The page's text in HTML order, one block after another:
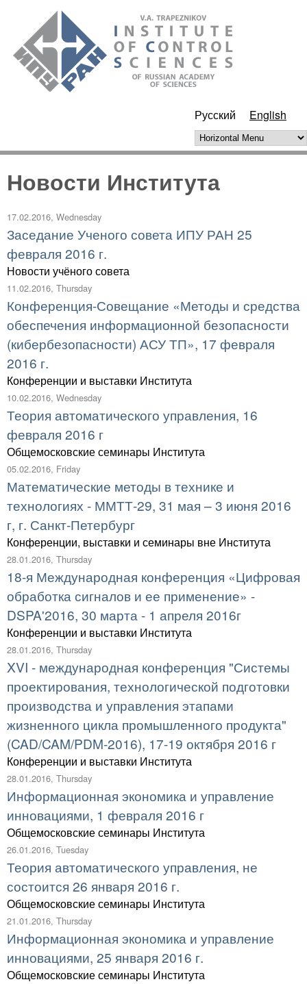
ИПУ
РАН
Русский English
Horizontal Menu
Новости Института
17.02.2016, Wednesday
Заседание Ученого совета ИПУ РАН 25
февраля 2016 г.
Новости учёного совета
11.02.2016, Thursday
Конференция-Совещание «Методы и средства
обеспечения информационной безопасности
(кибербезопасности) АСУ ТП», 17 февраля
2016 г.
Конференции и выставки Института
10.02.2016, Wednesday
Теория автоматического управления, 16
февраля 2016 г
Общемосковские семинары Института
05.02.2016, Friday
Математические методы в технике и
технологиях - ММТТ-29, 31 мая – 3 июня 2016
г, г. Санкт-Петербург
Конференции, выставки и семинары вне Института
28.01.2016, Thursday
18-я Международная конференция «Цифровая
обработка сигналов и ее применение» -
DSPA'2016, 30 марта - 1 апреля 2016г
Конференции и выставки Института
28.01.2016, Thursday
XVI - международная конференция "Системы
проектирования, технологической подготовки
производства и управления этапами
жизненного цикла промышленного продукта"
(CAD/CAM/PDM-2016), 17-19 октября 2016 г
Конференции и выставки Института
28.01.2016, Thursday
Информационная экономика и управление
инновациями, 1 февраля 2016 г
Общемосковские семинары Института
26.01.2016, Tuesday
Теория автоматического управления, не
состоится 26 января 2016 г.
Общемосковские семинары Института
21.01.2016, Thursday
Информационная экономика и управление
инновациями, 25 января 2016 г.
Общемосковские семинары Института